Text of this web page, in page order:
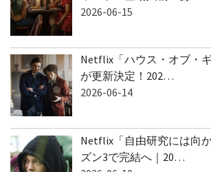
2026-06-15
Netflix「ハウス・オブ・
が更新決定！202…
2026-06-14
Netflix「自由研究には向
ズン3で完結へ｜20…